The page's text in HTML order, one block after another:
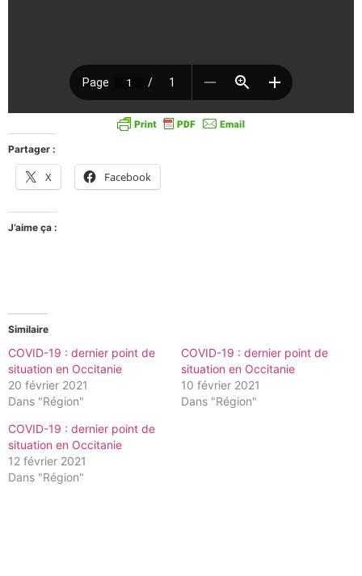
Partager :
X Facebook
J’aime ça :
Similaire
COVID-19 : dernier point de
situation en Occitanie
20 février 2021
Dans "Région"
COVID-19 : dernier point de
situation en Occitanie
10 février 2021
Dans "Région"
COVID-19 : dernier point de
situation en Occitanie
12 février 2021
Dans "Région"